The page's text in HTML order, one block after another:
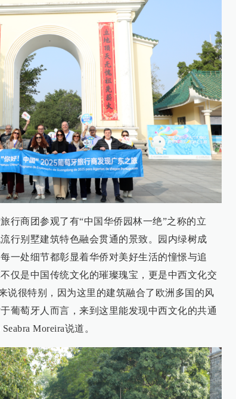
行商团参观了有“中国华侨园林一绝”之称的立
行别墅建筑特色融会贯通的景致。园内绿树成
一处细节都彰显着华侨对美好生活的憧憬与追
仅是中国传统文化的璀璨瑰宝，更是中西文化交
说很特别，因为这里的建筑融合了欧洲多国的风
葡萄牙人而言，来到这里能发现中西文化的共通
Moreira说道。